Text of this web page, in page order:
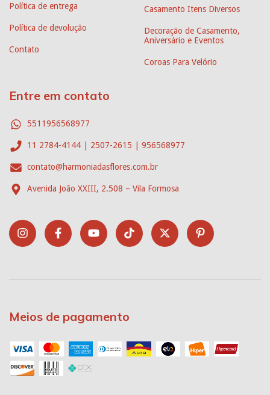
Política de entrega
Política de devolução
Contato
Casamento Itens Diversos
Decoração de Casamento,
Aniversário e Eventos
Coroas Para Velório
Entre em contato
5511956568977
11 2784-4144 | 2507-2615 | 956568977
contato@harmoniadasflores.com.br
Avenida João XXIII, 2.508 – Vila Formosa
Meios de pagamento